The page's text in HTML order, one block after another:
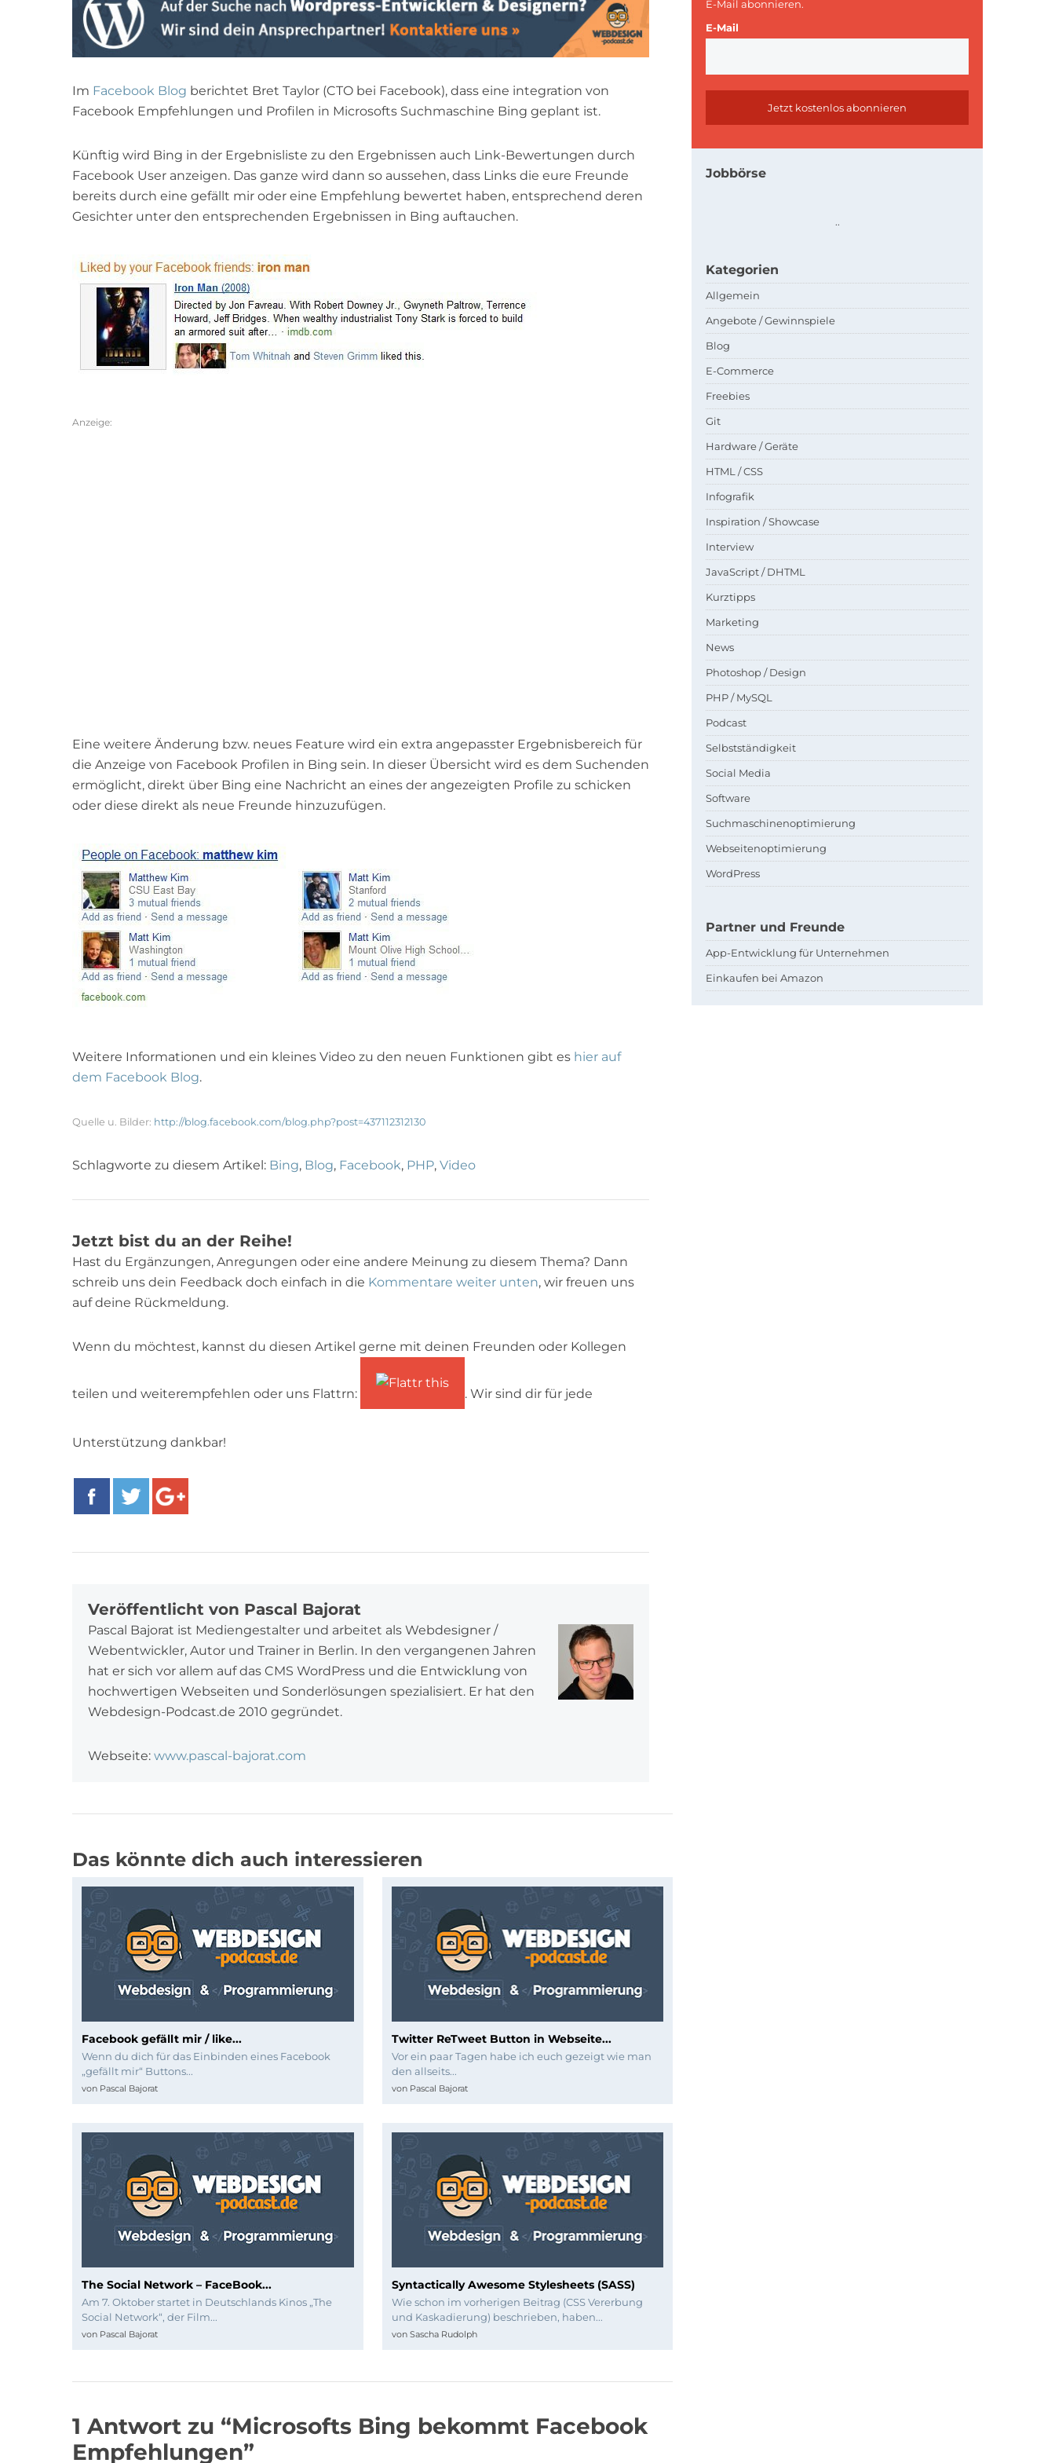
Im Facebook Blog berichtet Bret Taylor (CTO bei Facebook), dass eine integration von
Facebook Empfehlungen und Profilen in Microsofts Suchmaschine Bing geplant ist.
Künftig wird Bing in der Ergebnisliste zu den Ergebnissen auch Link-Bewertungen durch
Facebook User anzeigen. Das ganze wird dann so aussehen, dass Links die eure Freunde
bereits durch eine gefällt mir oder eine Empfehlung bewertet haben, entsprechend deren
Gesichter unter den entsprechenden Ergebnissen in Bing auftauchen.
Anzeige:
Eine weitere Änderung bzw. neues Feature wird ein extra angepasster Ergebnisbereich für
die Anzeige von Facebook Profilen in Bing sein. In dieser Übersicht wird es dem Suchenden
ermöglicht, direkt über Bing eine Nachricht an eines der angezeigten Profile zu schicken
oder diese direkt als neue Freunde hinzuzufügen.
Weitere Informationen und ein kleines Video zu den neuen Funktionen gibt es hier auf
dem Facebook Blog.
Quelle u. Bilder: http://blog.facebook.com/blog.php?post=437112312130
Schlagworte zu diesem Artikel: Bing, Blog, Facebook, PHP, Video
Jetzt bist du an der Reihe!
Hast du Ergänzungen, Anregungen oder eine andere Meinung zu diesem Thema? Dann
schreib uns dein Feedback doch einfach in die Kommentare weiter unten, wir freuen uns
auf deine Rückmeldung.
Wenn du möchtest, kannst du diesen Artikel gerne mit deinen Freunden oder Kollegen
teilen und weiterempfehlen oder uns Flattrn: . Wir sind dir für jede
Unterstützung dankbar!
Veröffentlicht von Pascal Bajorat
Pascal Bajorat ist Mediengestalter und arbeitet als Webdesigner /
Webentwickler, Autor und Trainer in Berlin. In den vergangenen Jahren
hat er sich vor allem auf das CMS WordPress und die Entwicklung von
hochwertigen Webseiten und Sonderlösungen spezialisiert. Er hat den
Webdesign-Podcast.de 2010 gegründet.
Webseite: www.pascal-bajorat.com
Das könnte dich auch interessieren
Facebook gefällt mir / like...
Wenn du dich für das Einbinden eines Facebook
„gefällt mir“ Buttons...
von Pascal Bajorat
Twitter ReTweet Button in Webseite...
Vor ein paar Tagen habe ich euch gezeigt wie man
den allseits...
von Pascal Bajorat
The Social Network – FaceBook...
Am 7. Oktober startet in Deutschlands Kinos „The
Social Network“, der Film...
von Pascal Bajorat
Syntactically Awesome Stylesheets (SASS)
Wie schon im vorherigen Beitrag (CSS Vererbung
und Kaskadierung) beschrieben, haben...
von Sascha Rudolph
1 Antwort zu “Microsofts Bing bekommt Facebook
Empfehlungen”
E-Mail abonnieren.
E-Mail
Jobbörse
..
Kategorien
Allgemein
Angebote / Gewinnspiele
Blog
E-Commerce
Freebies
Git
Hardware / Geräte
HTML / CSS
Infografik
Inspiration / Showcase
Interview
JavaScript / DHTML
Kurztipps
Marketing
News
Photoshop / Design
PHP / MySQL
Podcast
Selbstständigkeit
Social Media
Software
Suchmaschinenoptimierung
Webseitenoptimierung
WordPress
Partner und Freunde
App-Entwicklung für Unternehmen
Einkaufen bei Amazon